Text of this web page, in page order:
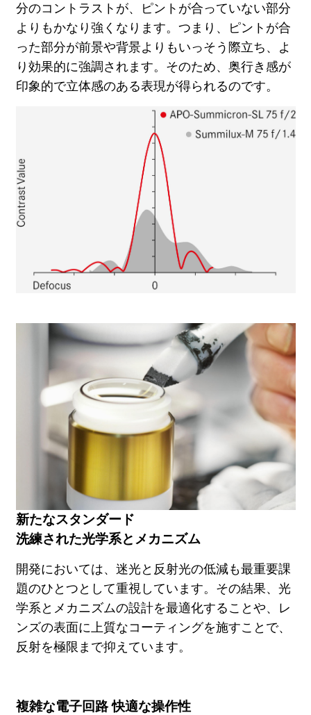
分のコントラストが、ピントが合っていない部分
よりもかなり強くなります。つまり、ピントが合
った部分が前景や背景よりもいっそう際立ち、よ
り効果的に強調されます。そのため、奥行き感が
印象的で立体感のある表現が得られるのです。
新たなスタンダード
洗練された光学系とメカニズム
開発においては、迷光と反射光の低減も最重要課
題のひとつとして重視しています。その結果、光
学系とメカニズムの設計を最適化することや、レ
ンズの表面に上質なコーティングを施すことで、
反射を極限まで抑えています。
複雑な電子回路 快適な操作性